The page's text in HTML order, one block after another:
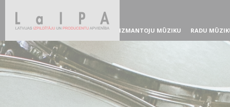
IZMANTOJU MŪZIKU RADU